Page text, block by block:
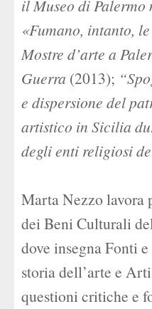
il Museo di Palermo
«Fumano, intanto,
Mostre d’arte a
Guerra (2013);
e dispersione del
artistico in Sicilia
degli enti religiosi
Marta Nezzo lavora
dei Beni Culturali
dove insegna Fonti
storia dell’arte e
questioni critiche e